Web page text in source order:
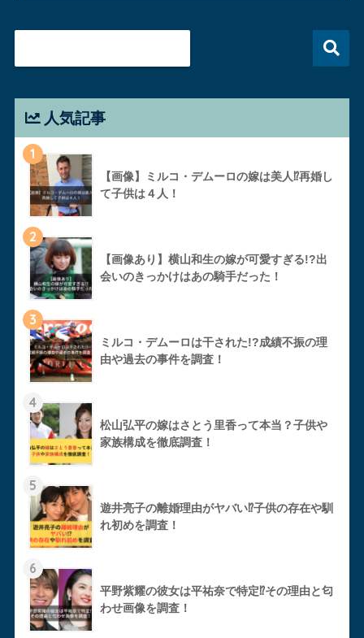
人気記事
1
【画像】ミルコ・デムーロの嫁は美人⁉︎再婚し
て子供は４人！
2
【画像あり】横山和生の嫁が可愛すぎる!?出
会いのきっかけはあの騎手だった！
3
ミルコ・デムーロは干された!?成績不振の理
由や過去の事件を調査！
4
松山弘平の嫁はさとう里香って本当？子供や
家族構成を徹底調査！
5
遊井亮子の離婚理由がヤバい⁉︎子供の存在や馴
れ初めを調査！
6
平野紫耀の彼女は平祐奈で特定⁉︎その理由と匂
わせ画像を調査！